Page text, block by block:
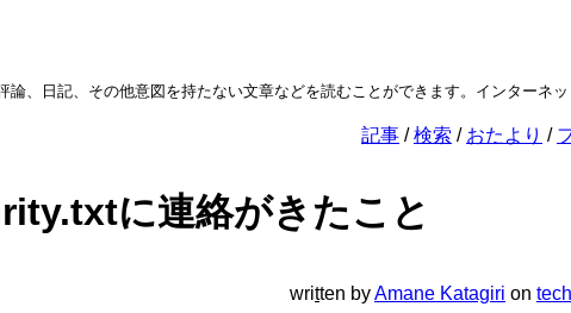
記、その他意図を持たない文章などを読むことができます。インターネットら
記事 検索 おたより
に連絡がきたこと
written byAmane Katagiri on tech